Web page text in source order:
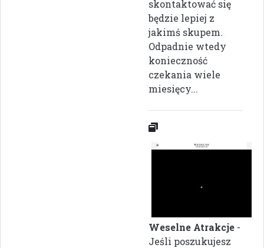
skontaktować się
będzie lepiej z
jakimś skupem.
Odpadnie wtedy
konieczność
czekania wiele
miesięcy...
Weselne Atrakcje -
Jeśli poszukujesz